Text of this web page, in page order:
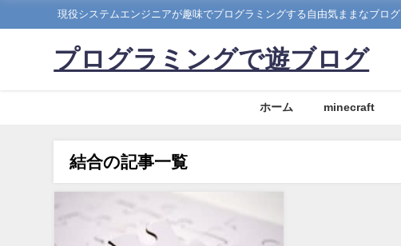
現役システムエンジニアが趣味でプログラミングする自由気ままなブログ
プログラミングで遊ブログ
ホーム minecraft
結合の記事一覧